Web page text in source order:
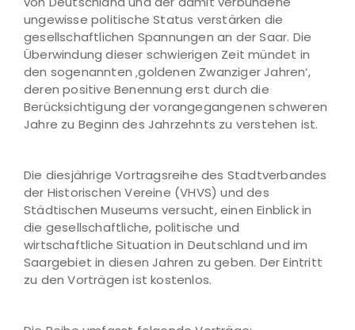
ungewisse politische Status verstärken die
gesellschaftlichen Spannungen an der Saar. Die
Überwindung dieser schwierigen Zeit mündet in
den sogenannten ‚goldenen Zwanziger Jahren‘,
deren positive Benennung erst durch die
Berücksichtigung der vorangegangenen schweren
Jahre zu Beginn des Jahrzehnts zu verstehen ist.
Die diesjährige Vortragsreihe des Stadtverbandes
der Historischen Vereine (VHVS) und des
Städtischen Museums versucht, einen Einblick in
die gesellschaftliche, politische und
wirtschaftliche Situation in Deutschland und im
Saargebiet in diesen Jahren zu geben. Der Eintritt
zu den Vorträgen ist kostenlos.